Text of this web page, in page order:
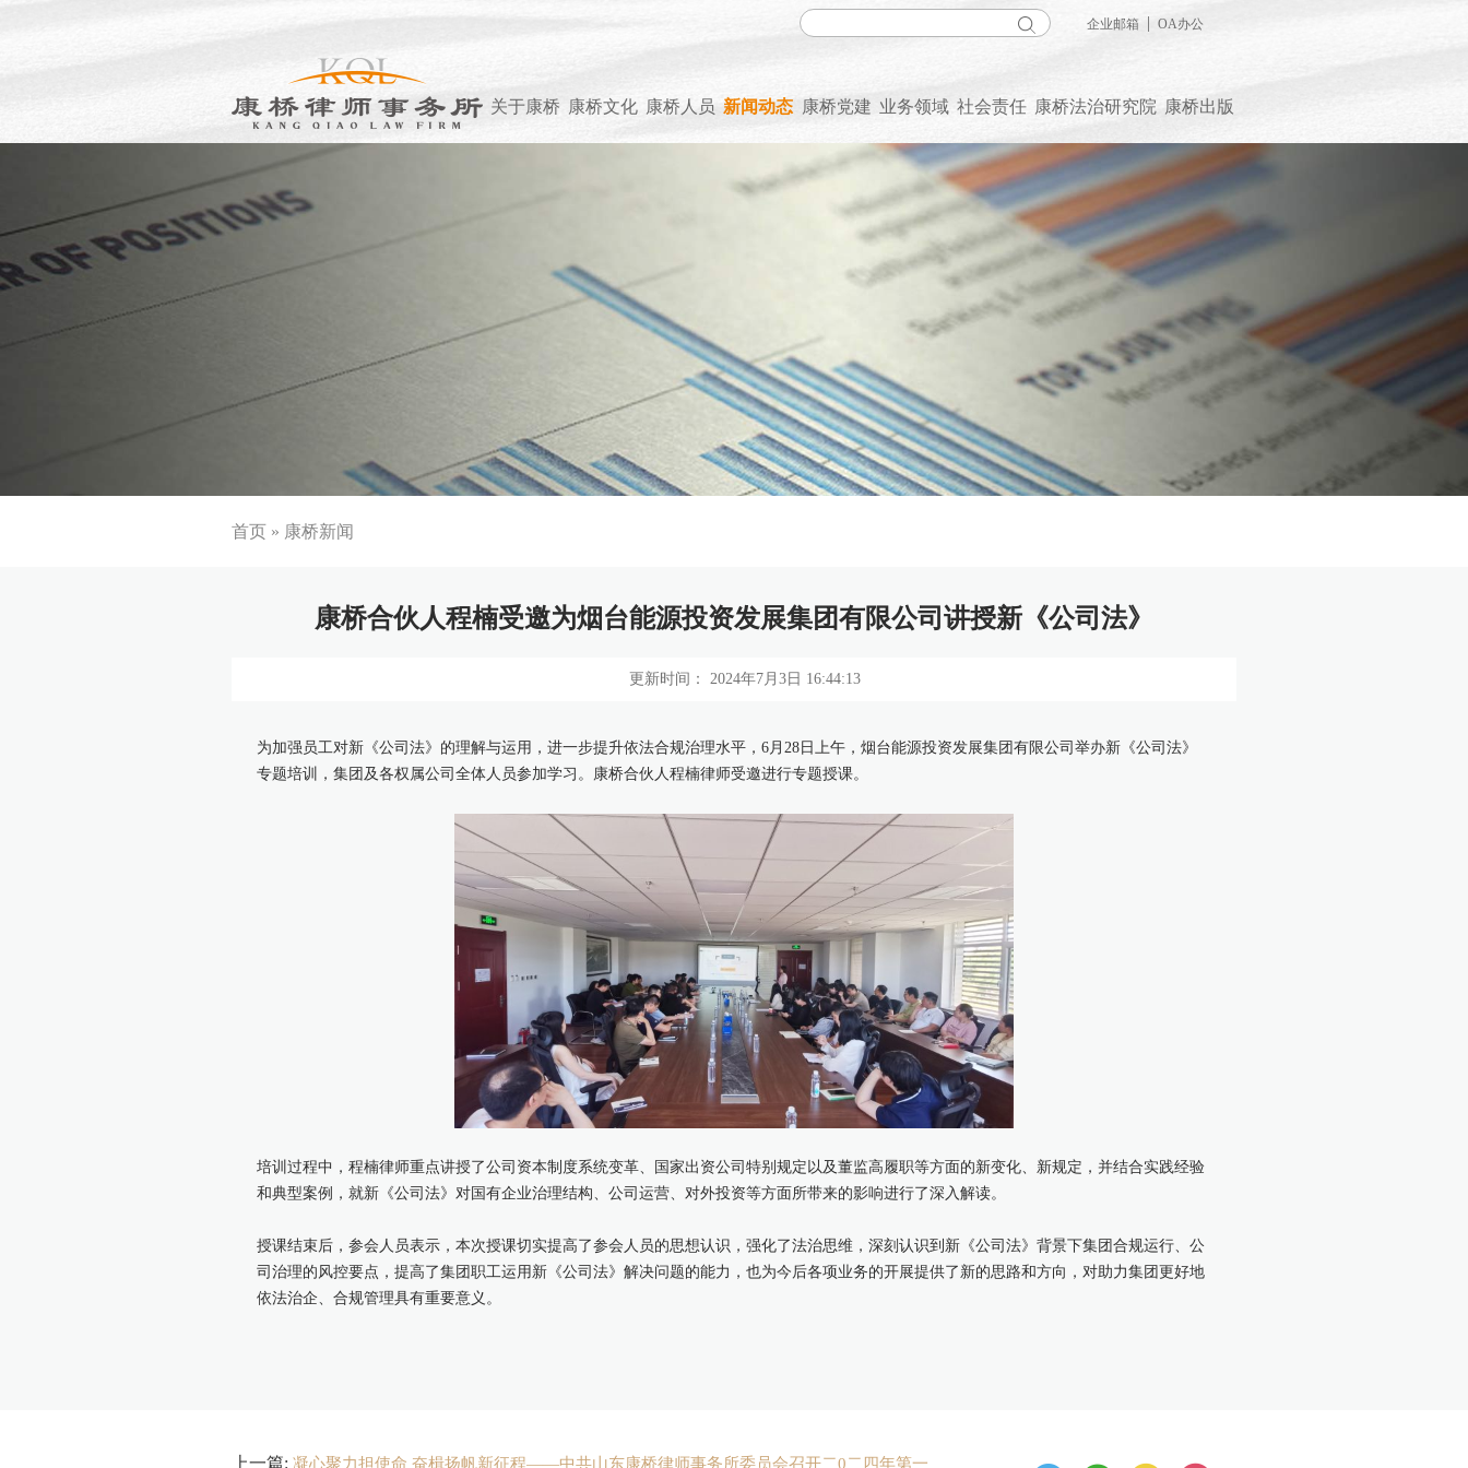
企业邮箱 | OA办公
关于康桥 康桥文化 康桥人员 新闻动态 康桥党建 业务领域 社会责任 康桥法治研究院 康桥出版
首页 » 康桥新闻
康桥合伙人程楠受邀为烟台能源投资发展集团有限公司讲授新《公司法》
更新时间： 2024年7月3日 16:44:13
为加强员工对新《公司法》的理解与运用，进一步提升依法合规治理水平，6月28日上午，烟台能源投资发展集团有限公司举办新《公司法》
专题培训，集团及各权属公司全体人员参加学习。康桥合伙人程楠律师受邀进行专题授课。
培训过程中，程楠律师重点讲授了公司资本制度系统变革、国家出资公司特别规定以及董监高履职等方面的新变化、新规定，并结合实践经验
和典型案例，就新《公司法》对国有企业治理结构、公司运营、对外投资等方面所带来的影响进行了深入解读。
授课结束后，参会人员表示，本次授课切实提高了参会人员的思想认识，强化了法治思维，深刻认识到新《公司法》背景下集团合规运行、公
司治理的风控要点，提高了集团职工运用新《公司法》解决问题的能力，也为今后各项业务的开展提供了新的思路和方向，对助力集团更好地
依法治企、合规管理具有重要意义。
上一篇: 凝心聚力担使命 奋楫扬帆新征程——中共山东康桥律师事务所委员会召开二0二四年第一